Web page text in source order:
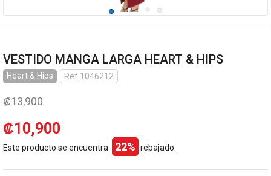
VESTIDO MANGA LARGA HEART & HIPS
Heart & Hips Ref.1046212
₡13,900
₡10,900
Este producto se encuentra 22% rebajado.